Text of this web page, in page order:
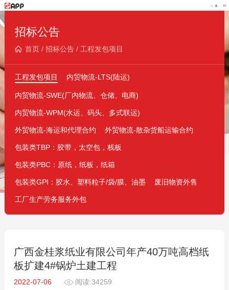
招标公告
首页/ 招标公告/ 工程发包项目
工程发包项目 内贸物流-LTS(陆运)
内贸物流-SWE(厂内物流、仓储、电商)
内贸物流-WPM(水运、码头、多式联运)
外贸物流-海运和代理合约 外贸物流-散杂货船运输合约
包装类TBP：胶带，太空包，栈板
包装类PBC：原纸，纸板，纸箱
包装类GPI：胶水、塑料粒子/袋/膜、油墨 废旧物资外售
工厂生产劳务服务外包
广西金桂浆纸业有限公司年产40万吨高档纸
板扩建4#锅炉土建工程
2022-07-06 阅读:34259